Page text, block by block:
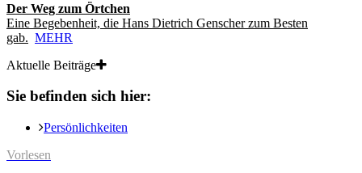
Der Weg zum Örtchen
Eine Begebenheit, die Hans Dietrich Genscher zum Besten
gab. MEHR
Aktuelle Beiträge
Sie befinden sich hier:
Persönlichkeiten
Vorlesen